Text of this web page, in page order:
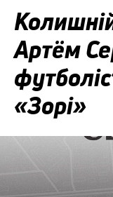
Артём
«Зорі»